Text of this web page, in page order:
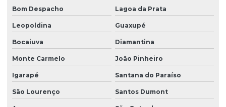
Motorredutor para churrasqueira giratória
Motorredutor para costelão
Motorredutor para porco no rolete
Motovibrador
Bom Despacho Lagoa da Prata
Leopoldina Guaxupé
Bocaiuva Diamantina
Monte Carmelo João Pinheiro
Igarapé Santana do Paraíso
São Lourenço Santos Dumont